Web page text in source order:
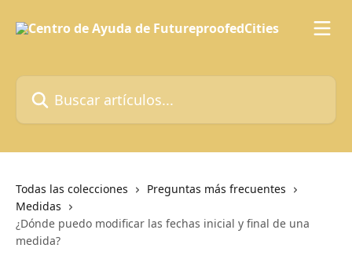
Buscar artículos...
Todas las colecciones
Preguntas más frecuentes
Medidas
¿Dónde puedo modificar las fechas inicial y final de una
medida?